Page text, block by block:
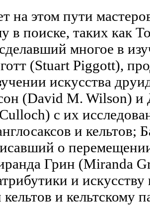
на этом пути
в поиске, таких как
многое в
(Stuart Piggott),
искусства
(David M. Wilson)
с их
и
о
Грин (Miranda
и искусству
и кельтскому